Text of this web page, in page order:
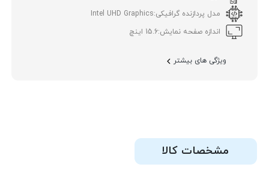
مدل پردازنده گرافیکی:Intel UHD Graphics
اندازه صفحه نمایش:15.6 اینچ
ویژگی های بیشتر
مشخصات کالا